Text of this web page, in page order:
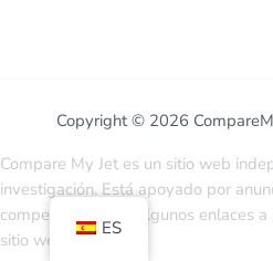
Copyright © 2026
Compare My Jet es un sitio web
investigación. Está apoyado por
compensación por algunos enlaces
sitio web.
ES